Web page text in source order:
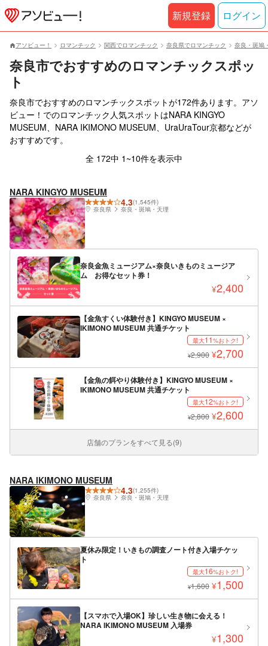
アソビュー！ ロマンチック 関西でロマンチック 奈良県でロマンチック 奈良・斑鳩
奈良市でおすすめのロマンチックスポッ
ト
奈良市でおすすめのロマンチックスポットが172件あります。アソ
ビュー！でのロマンチック人気スポットはNARA KINGYO
MUSEUM、NARA IKIMONO MUSEUM、UraUraTour京都などが
おすすめです。
全 172中 1~10件を表示中
NARA KINGYO MUSEUM
4.3(1,545件)
奈良県
奈良・斑鳩・天理
奈良金魚ミュージアム×奈良いきものミュージア
ム お得なセット券！
¥2,400
【金魚すくい体験付き】KINGYO MUSEUM ×
IKIMONO MUSEUM 共通チケット
最大11%おトク!
¥2,900 ¥2,700
【金魚の餌やり体験付き】KINGYO MUSEUM ×
IKIMONO MUSEUM 共通チケット
最大12%おトク!
¥2,800 ¥2,600
店舗のプランをすべて見る(9)
NARA IKIMONO MUSEUM
4.3(1,255件)
奈良県
奈良・斑鳩・天理
夏休み限定！いきもの調査ノート付き入場チケッ
ト
最大16%おトク!
¥1,600 ¥1,500
【スマホで入場OK】珍しい生き物に会える！
NARA IKIMONO MUSEUM 入場券
¥1,300
新規登録 ログイン